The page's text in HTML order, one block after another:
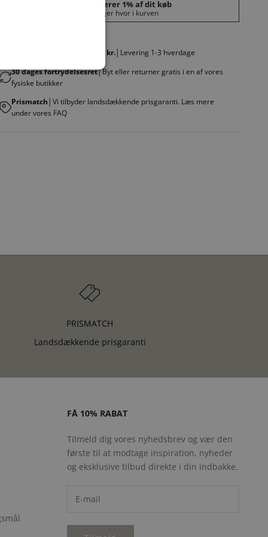
Fri fragt v. køb over 499,00 kr. │Levering 1-3 hverdage
30 dages fortrydelsesret│Byt eller returner gratis i en af vores
fysiske butikker
Prismatch │Vi tilbyder landsdækkende prisgaranti. Læs mere
under vores FAQ
PRISMATCH
Landsdækkende prisgaranti
FÅ 10% RABAT
Tilmeld dig vores nyhedsbrev og vær den
første til at modtage inspiration, nyheder
og eksklusive tilbud direkte i din indbakke.